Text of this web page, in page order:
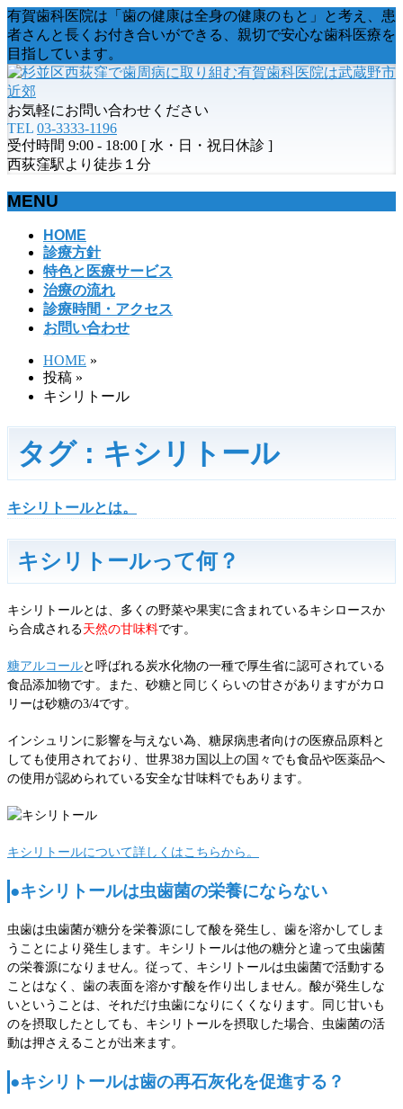
有賀歯科医院は「歯の健康は全身の健康のもと」と考え、患
者さんと長くお付き合いができる、親切で安心な歯科医療を
目指しています。
お気軽にお問い合わせください
TEL 03-3333-1196
受付時間 9:00 - 18:00 [ 水・日・祝日休診 ]
西荻窪駅より徒歩１分
MENU
HOME
診療方針
特色と医療サービス
治療の流れ
診療時間・アクセス
お問い合わせ
HOME »
投稿 »
キシリトール
タグ : キシリトール
キシリトールとは。
キシリトールって何？
キシリトールとは、多くの野菜や果実に含まれているキシロースか
ら合成される天然の甘味料です。
糖アルコールと呼ばれる炭水化物の一種で厚生省に認可されている
食品添加物です。また、砂糖と同じくらいの甘さがありますがカロ
リーは砂糖の3/4です。
インシュリンに影響を与えない為、糖尿病患者向けの医療品原料と
しても使用されており、世界38カ国以上の国々でも食品や医薬品へ
の使用が認められている安全な甘味料でもあります。
キシリトールについて詳しくはこちらから。
●キシリトールは虫歯菌の栄養にならない
虫歯は虫歯菌が糖分を栄養源にして酸を発生し、歯を溶かしてしま
うことにより発生します。キシリトールは他の糖分と違って虫歯菌
の栄養源になりません。従って、キシリトールは虫歯菌で活動する
ことはなく、歯の表面を溶かす酸を作り出しません。酸が発生しな
いということは、それだけ虫歯になりにくくなります。同じ甘いも
のを摂取したとしても、キシリトールを摂取した場合、虫歯菌の活
動は押さえることが出来ます。
●キシリトールは歯の再石灰化を促進する？